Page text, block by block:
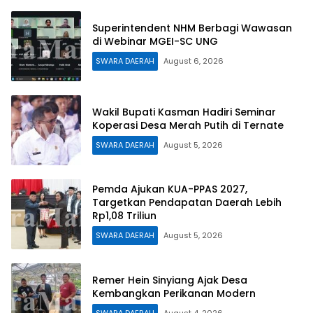
Superintendent NHM Berbagi Wawasan
di Webinar MGEI-SC UNG
SWARA DAERAH August 6, 2026
Wakil Bupati Kasman Hadiri Seminar
Koperasi Desa Merah Putih di Ternate
SWARA DAERAH August 5, 2026
Pemda Ajukan KUA-PPAS 2027,
Targetkan Pendapatan Daerah Lebih
Rp1,08 Triliun
SWARA DAERAH August 5, 2026
Remer Hein Sinyiang Ajak Desa
Kembangkan Perikanan Modern